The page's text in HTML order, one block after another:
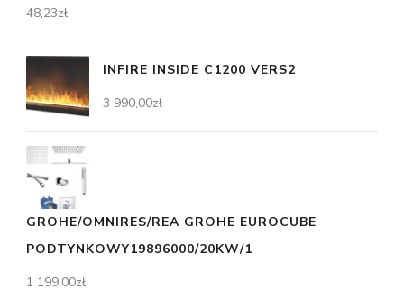
48,23zł
INFIRE INSIDE C1200 VERS2
3 990,00zł
GROHE/OMNIRES/REA GROHE EUROCUBE
PODTYNKOWY19896000/20KW/1
1 199,00zł